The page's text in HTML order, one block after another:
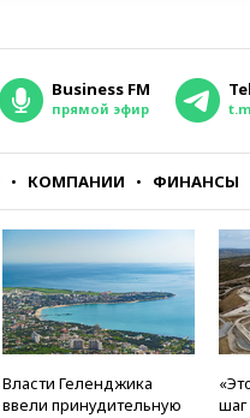
Business FM
прямой эфир
КОМПАНИИ ФИНАНСЫ
Власти Геленджика
ввели принудительную
шаг